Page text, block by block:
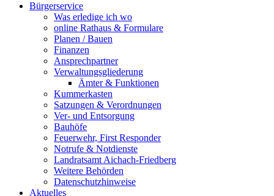
Bürgerservice
Was erledige ich wo
online Rathaus & Formulare
Planen / Bauen
Finanzen
Ansprechpartner
Verwaltungsgliederung
Ämter & Funktionen
Kummerkasten
Satzungen & Verordnungen
Ver- und Entsorgung
Bauhöfe
Feuerwehr, First Responder
Notrufe & Notdienste
Landratsamt Aichach-Friedberg
Weitere Behörden
Datenschutzhinweise
Aktuelles